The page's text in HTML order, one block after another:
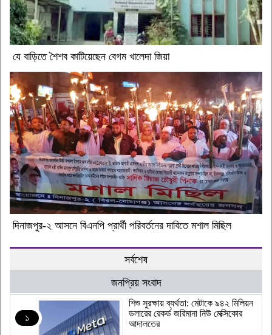
যে বাড়িতে শৈশব কাটিয়েছেন বেগম খালেদা জিয়া
দিনাজপুর-২ আসনে বিএনপি প্রার্থী পরিবর্তনের দাবিতে মশাল মিছিল
সর্বশেষ
জনপ্রিয় সংবাদ
১
শিশু সুরক্ষায় ব্যর্থতা: মেটাকে ৯৪২ মিলিয়ন
ডলারের রেকর্ড জরিমানা নিউ মেক্সিকোর
আদালতের